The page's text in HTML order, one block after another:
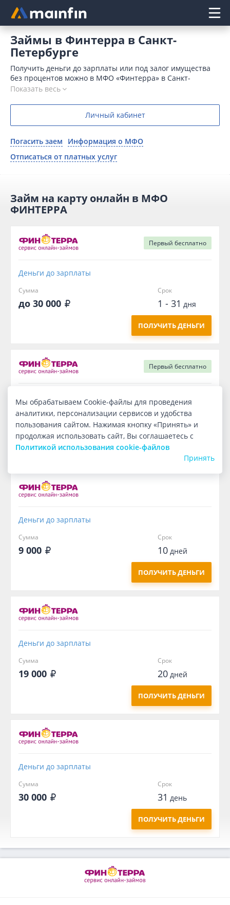
Главное меню
Займы в Финтерра в Санкт-
Петербурге
Получить деньги до зарплаты или под залог имущества
без процентов можно в МФО «Финтерра» в Санкт-
Петербурге. Компания работает с 2013 года,
наличными.
Показать весь
Личный кабинет
Погасить заем
Информация о МФО
Отписаться от платных услуг
Займ на карту онлайн в МФО
ФИНТЕРРА
Первый бесплатно
Деньги до зарплаты
Сумма
до 30 000
Срок
1 - 31 дня
ПОЛУЧИТЬ ДЕНЬГИ
Первый бесплатно
Сумма
2 000
Срок
7дней
ПОЛУЧИТЬ ДЕНЬГИ
Деньги до зарплаты
Сумма
9 000
Срок
10дней
ПОЛУЧИТЬ ДЕНЬГИ
Деньги до зарплаты
Сумма
19 000
Срок
20дней
ПОЛУЧИТЬ ДЕНЬГИ
Деньги до зарплаты
Сумма
30 000
Срок
31 день
ПОЛУЧИТЬ ДЕНЬГИ
Мы обрабатываем Cookie-файлы для проведения
аналитики, персонализации сервисов и удобства
пользования сайтом. Нажимая кнопку «Принять» и
продолжая использовать сайт, Вы соглашаетесь с
Политикой использования cookie-файлов
Принять